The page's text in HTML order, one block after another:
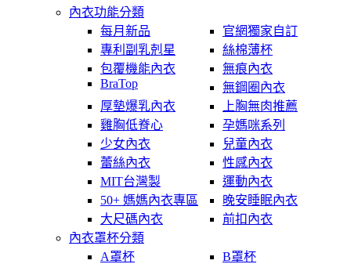
內衣功能分類
每月新品
官網獨家自訂
專利副乳剋星
絲棉薄杯
包覆機能內衣
無痕內衣
BraTop
無鋼圈內衣
厚墊爆乳內衣
上胸無肉推薦
雞胸低脊心
孕媽咪系列
少女內衣
兒童內衣
蕾絲內衣
性感內衣
MIT台灣製
運動內衣
50+ 媽媽內衣專區
晚安睡眠內衣
大尺碼內衣
前扣內衣
內衣罩杯分類
A罩杯
B罩杯